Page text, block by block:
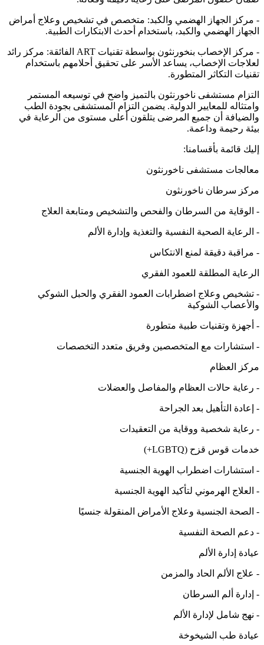
- مركز الجهاز الهضمي والكبد: متخصص في تشخيص وعلاج أمراض
الجهاز الهضمي والكبد، باستخدام أحدث الابتكارات الطبية.
- مركز الإخصاب بنخورنثون بواسطة تقنيات ART الفائقة: مركز رائد
لعلاجات الإخصاب، يساعد الأسر على تحقيق أحلامهم باستخدام
تقنيات التكاثر المتطورة.
التزام مستشفى ناخورنثون بالتميز واضح في توسيعه المستمر
وامتثاله للمعايير الدولية. يضمن التزام المستشفى بجودة الطب
والضيافة أن جميع المرضى يتلقون أعلى مستوى من الرعاية في
بيئة رحيمة وداعمة.
إليك قائمة بأقسامنا:
معالجات مستشفى ناخورنثون
مركز سرطان ناخورنثون
- الوقاية من السرطان والفحص والتشخيص ومتابعة العلاج
- الرعاية الصحية النفسية والتغذية وإدارة الألم
- مراقبة دقيقة لمنع الانتكاس
الرعاية المطلقة للعمود الفقري
- تشخيص وعلاج اضطرابات العمود الفقري والحبل الشوكي
والأعصاب الشوكية
- أجهزة وتقنيات طبية متطورة
- استشارات مع المتخصصين وفريق متعدد التخصصات
مركز العظام
- رعاية حالات العظام والمفاصل والعضلات
- إعادة التأهيل بعد الجراحة
- رعاية شخصية ووقاية من التعقيدات
خدمات قوس قزح (LGBTQ+)
- استشارات اضطراب الهوية الجنسية
- العلاج الهرموني لتأكيد الهوية الجنسية
- الصحة الجنسية وعلاج الأمراض المنقولة جنسيًا
- دعم الصحة النفسية
عيادة إدارة الألم
- علاج الألم الحاد والمزمن
- إدارة ألم السرطان
- نهج شامل لإدارة الألم
عيادة طب الشيخوخة